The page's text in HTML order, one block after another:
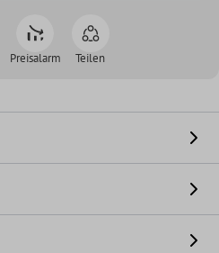
Preisalarm Teilen